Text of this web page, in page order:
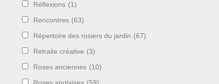
Réflexions (1)
Rencontres (63)
Répertoire des rosiers du jardin (67)
Retraite créative (3)
Roses anciennes (10)